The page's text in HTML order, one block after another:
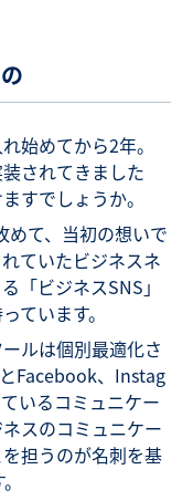
始めてから2年。
されてきました
すでしょうか。
めて、当初の想いで
ていたビジネスネ
「ビジネスSNS」
ています。
ルは個別最適化さ
Facebook、Instag
いるコミュニケー
スのコミュニケー
担うのが名刺を基